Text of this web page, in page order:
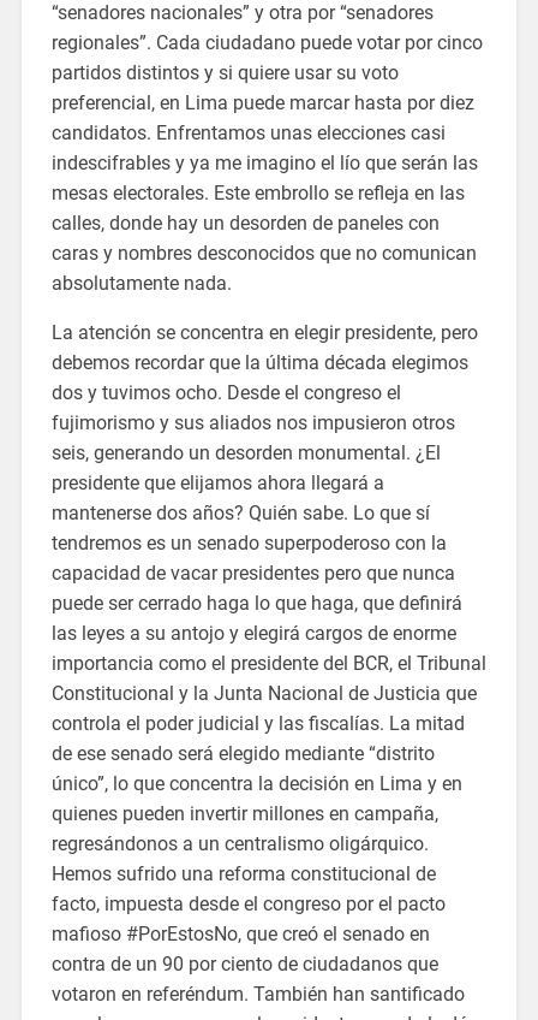
“senadores nacionales” y otra por “senadores
regionales”. Cada ciudadano puede votar por cinco
partidos distintos y si quiere usar su voto
preferencial, en Lima puede marcar hasta por diez
candidatos. Enfrentamos unas elecciones casi
indescifrables y ya me imagino el lío que serán las
mesas electorales. Este embrollo se refleja en las
calles, donde hay un desorden de paneles con
caras y nombres desconocidos que no comunican
absolutamente nada.
La atención se concentra en elegir presidente, pero
debemos recordar que la última década elegimos
dos y tuvimos ocho. Desde el congreso el
fujimorismo y sus aliados nos impusieron otros
seis, generando un desorden monumental. ¿El
presidente que elijamos ahora llegará a
mantenerse dos años? Quién sabe. Lo que sí
tendremos es un senado superpoderoso con la
capacidad de vacar presidentes pero que nunca
puede ser cerrado haga lo que haga, que definirá
las leyes a su antojo y elegirá cargos de enorme
importancia como el presidente del BCR, el Tribunal
Constitucional y la Junta Nacional de Justicia que
controla el poder judicial y las fiscalías. La mitad
de ese senado será elegido mediante “distrito
único”, lo que concentra la decisión en Lima y en
quienes pueden invertir millones en campaña,
regresándonos a un centralismo oligárquico.
Hemos sufrido una reforma constitucional de
facto, impuesta desde el congreso por el pacto
mafioso #PorEstosNo, que creó el senado en
contra de un 90 por ciento de ciudadanos que
votaron en referéndum. También han santificado